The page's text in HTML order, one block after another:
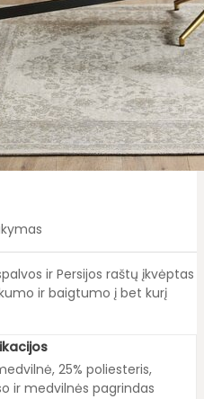
ir Persijos raštų įkvėptas
ir baigtumo į bet kurį
25% poliesteris,
ir medvilnės pagrindas